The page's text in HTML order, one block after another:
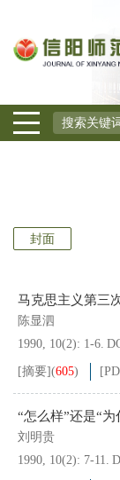
封面
马克思主义第三
陈显泗
1990, 10(2): 1-6.
[摘要](605)
“怎么样”还是“
刘明贵
1990, 10(2): 7-11.